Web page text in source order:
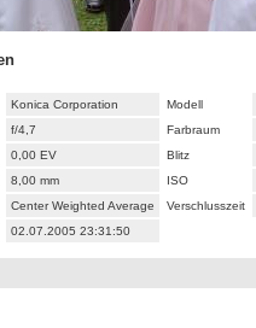
Konica Corporation Modell
f/4,7 Farbraum
0,00 EV Blitz
8,00 mm ISO
Center Weighted Average Verschlusszeit
02.07.2005 23:31:50